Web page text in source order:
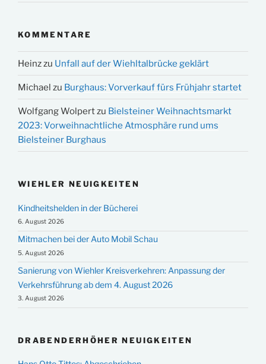
KOMMENTARE
Heinzzu Unfall auf der Wiehltalbrücke geklärt
Michael zu Burghaus: Vorverkauf fürs Frühjahr startet
Wolfgang Wolpertzu Bielsteiner Weihnachtsmarkt
2023: Vorweihnachtliche Atmosphäre rund ums
Bielsteiner Burghaus
WIEHLER NEUIGKEITEN
Kindheitshelden in der Bücherei
6. August 2026
Mitmachen bei der Auto Mobil Schau
5. August 2026
Sanierung von Wiehler Kreisverkehren: Anpassung der
Verkehrsführung ab dem 4. August 2026
3. August 2026
DRABENDERHÖHER NEUIGKEITEN